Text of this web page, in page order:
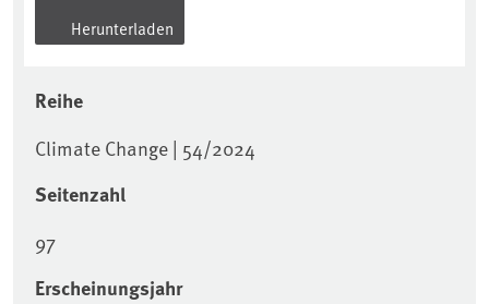
Herunterladen
Reihe
Climate Change | 54/2024
Seitenzahl
97
Erscheinungsjahr